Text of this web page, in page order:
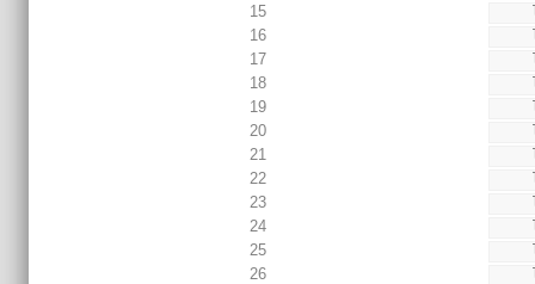
15
16
17
18
19
20
21
22
23
24
25
26